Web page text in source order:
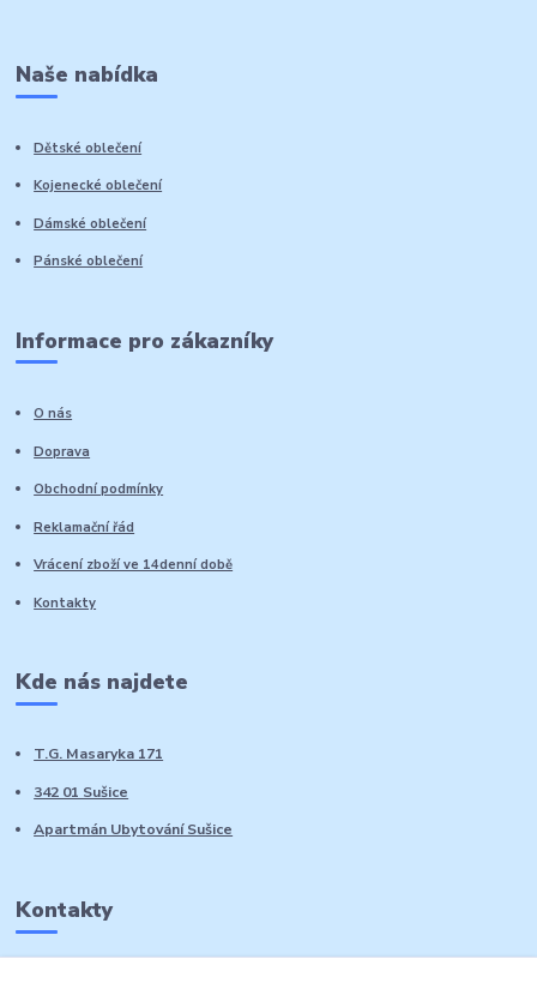
Naše nabídka
Dětské oblečení
Kojenecké oblečení
Dámské oblečení
Pánské oblečení
Informace pro zákazníky
O nás
Doprava
Obchodní podmínky
Reklamační řád
Vrácení zboží ve 14denní době
Kontakty
Kde nás najdete
T.G. Masaryka 171
342 01 Sušice
Apartmán Ubytování Sušice
Kontakty